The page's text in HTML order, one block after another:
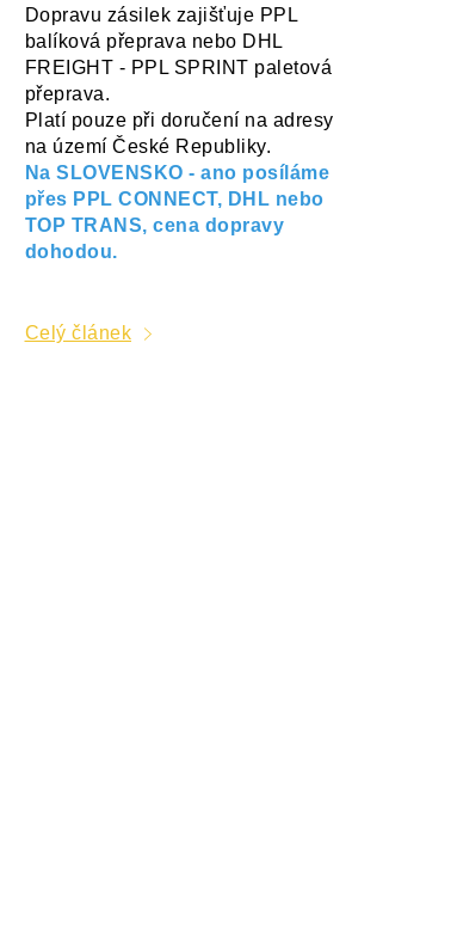
Dopravu zásilek zajišťuje PPL
balíková přeprava nebo DHL
FREIGHT - PPL SPRINT paletová
přeprava.
Platí pouze při doručení na adresy
na území České Republiky.
Na SLOVENSKO - ano posíláme
přes PPL CONNECT, DHL nebo
TOP TRANS, cena dopravy
dohodou.
Celý článek